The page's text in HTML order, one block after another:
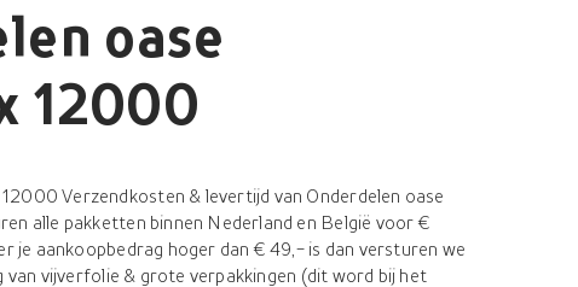
oase
12000
Verzendkosten & levertijd van Onderdelen oase
alle pakketten binnen Nederland en België voor €
je aankoopbedrag hoger dan € 49,- is dan versturen we
vijverfolie & grote verpakkingen (dit word bij het